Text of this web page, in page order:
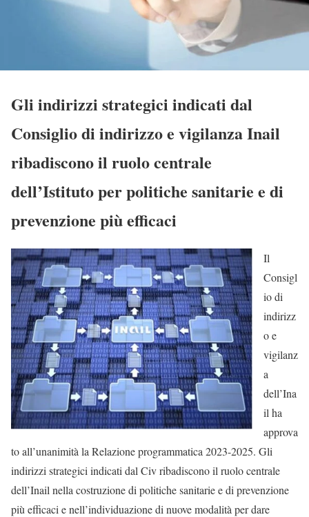
Gli indirizzi strategici indicati dal
Consiglio di indirizzo e vigilanza Inail
ribadiscono il ruolo centrale
dell’Istituto per politiche sanitarie e di
prevenzione più efficaci
Il
Consigl
io di
indirizz
o e
vigilanz
a
dell’Ina
il ha
approva
to all’unanimità la Relazione programmatica 2023-2025. Gli
indirizzi strategici indicati dal Civ ribadiscono il ruolo centrale
dell’Inail nella costruzione di politiche sanitarie e di prevenzione
più efficaci e nell’individuazione di nuove modalità per dare